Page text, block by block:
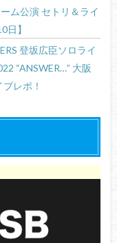
ム公演 セトリ＆ライ
日】
登坂広臣ソロライ
“ANSWER…” 大阪
レポ！
ドーム7日目】セト